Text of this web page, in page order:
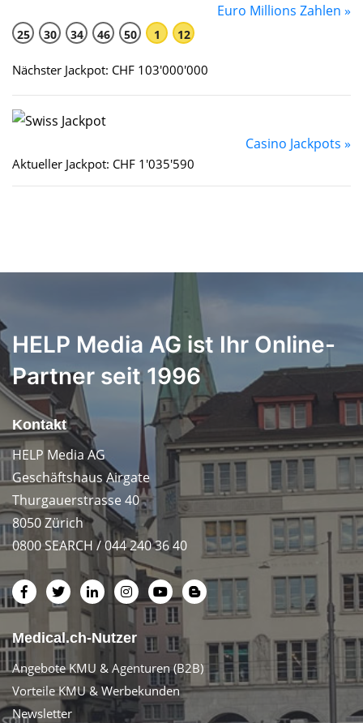
Euro Millions Zahlen »
25 30 34 46 50 1 12
Nächster Jackpot: CHF 103'000'000
Casino Jackpots »
Aktueller Jackpot: CHF 1'035'590
HELP Media AG ist Ihr Online-
Partner seit 1996
Kontakt
HELP Media AG
Geschäftshaus Airgate
Thurgauerstrasse 40
8050 Zürich
0800 SEARCH / 044 240 36 40
Medical.ch-Nutzer
Angebote KMU & Agenturen (B2B)
Vorteile KMU & Werbekunden
Newsletter